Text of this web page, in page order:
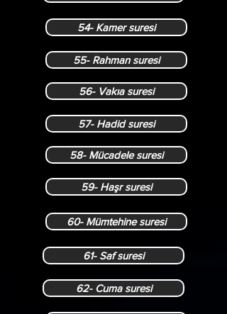
54- Kamer suresi
55- Rahman suresi
56- Vakıa suresi
57- Hadid suresi
58- Mücadele suresi
59- Haşr suresi
60- Mümtehine suresi
61- Saf suresi
62- Cuma suresi